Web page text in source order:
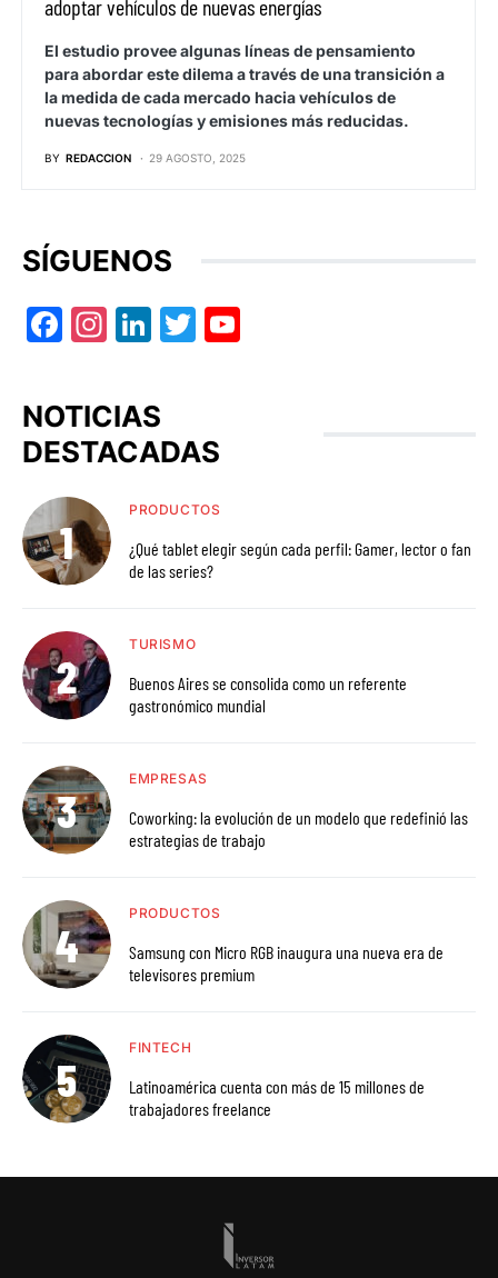
adoptar vehículos de nuevas energías
El estudio provee algunas líneas de pensamiento
para abordar este dilema a través de una transición a
la medida de cada mercado hacia vehículos de
nuevas tecnologías y emisiones más reducidas.
BY REDACCION 29 AGOSTO, 2025
SÍGUENOS
Facebook
Instagram
LinkedIn
Twitter
NOTICIAS
DESTACADAS
PRODUCTOS
¿Qué tablet elegir según cada perfil: Gamer, lector o fan
de las series?
TURISMO
Buenos Aires se consolida como un referente
gastronómico mundial
EMPRESAS
Coworking: la evolución de un modelo que redefinió las
estrategias de trabajo
PRODUCTOS
Samsung con Micro RGB inaugura una nueva era de
televisores premium
FINTECH
Latinoamérica cuenta con más de 15 millones de
trabajadores freelance